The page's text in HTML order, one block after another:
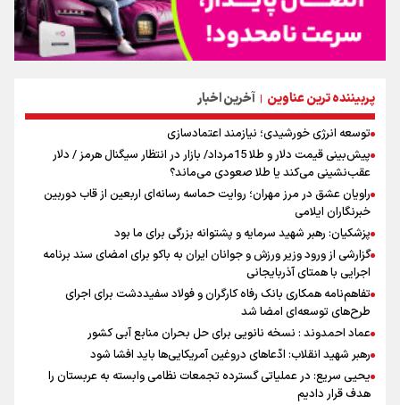
پربیننده ترین عناوین | آخرین اخبار
توسعه انرژی خورشیدی؛ نیازمند اعتمادسازی
پیش‌بینی قیمت دلار و طلا 15مرداد/ بازار در انتظار سیگنال هرمز / دلار
عقب‌نشینی می‌کند یا طلا صعودی می‌ماند؟
راویان عشق در مرز مهران؛ روایت حماسه‌ رسانه‌ای اربعین از قاب دوربین
خبرنگاران ایلامی
پزشکیان: رهبر شهید سرمایه و پشتوانه بزرگی برای ما بود
گزارشی از ورود وزیر ورزش و جوانان ایران به باکو برای امضای سند برنامه
اجرایی با همتای آذربایجانی
تفاهم‌نامه همکاری بانک رفاه کارگران و فولاد سفیددشت برای اجرای
طرح‌های توسعه‌ای امضا شد
عماد احمدوند : نسخه نانویی برای حل بحران منابع آبی کشور
رهبر شهید انقلاب: ادّعاهای دروغین آمریکایی‌ها باید افشا شود
یحیی سریع: در عملیاتی گسترده تجمعات نظامی وابسته به عربستان را
هدف قرار دادیم